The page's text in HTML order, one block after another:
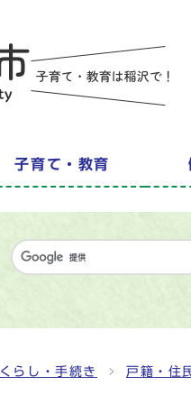
子育て・教育
くらし・手続き 戸籍・住